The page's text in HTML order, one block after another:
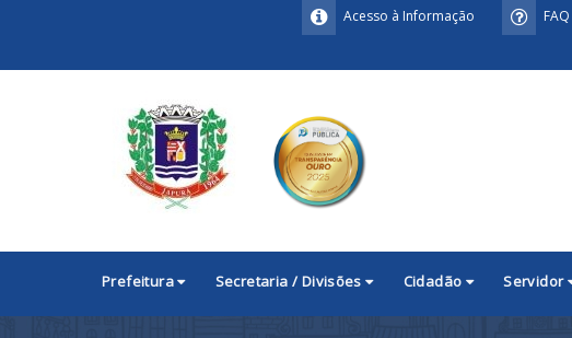
FAQ
Acesso à Informação
Prefeitura Secretaria / Divisões Cidadão Servidor